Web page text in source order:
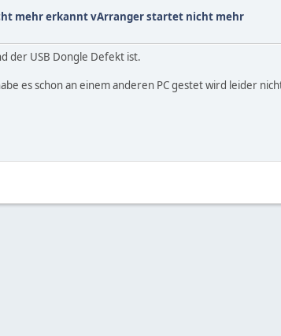
mehr erkannt vArranger startet nicht mehr
der USB Dongle Defekt ist.
es schon an einem anderen PC gestet wird leider